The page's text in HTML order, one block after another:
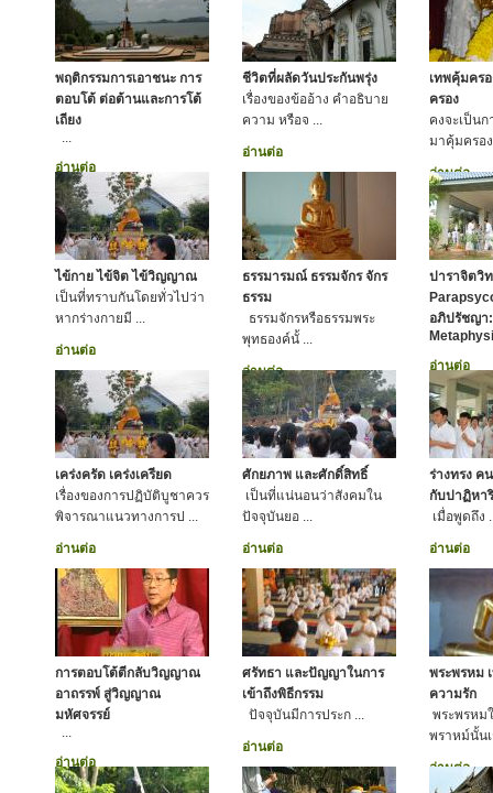
พฤติกรรมการเอาชนะ การ
ตอบโต้ ต่อต้านและการโต้
เถียง
...
อ่านต่อ
ชีวิตที่ผลัดวันประกันพรุ่ง
เรื่องของข้ออ้าง คำอธิบาย
ความ หรือจ ...
อ่านต่อ
เทพคุ้มคร
ครอง
คงจะเป็น
มาคุ้มครอง
อ่านต่อ
ไข้กาย ไข้จิต ไข้วิญญาณ
เป็นที่ทราบกันโดยทั่วไปว่า
หากร่างกายมี ...
อ่านต่อ
ธรรมารมณ์ ธรรมจักร จักร
ธรรม
ธรรมจักรหรือธรรมพระ
พุทธองค์นั้ ...
อ่านต่อ
ปาราจิตวิ
อภิปรัชญา
อ่านต่อ
เคร่งครัด เคร่งเครียด
เรื่องของการปฏิบัติบูชาควร
พิจารณาแนวทางการป ...
อ่านต่อ
ศักยภาพ และศักดิ์สิทธิ์
เป็นที่แน่นอนว่าสังคมใน
ปัจจุบันยอ ...
อ่านต่อ
ร่างทรง ค
กับปาฏิหา
เมื่อพูดถึง
อ่านต่อ
การตอบโต้ตีกลับวิญญาณ
อาถรรพ์ สู่วิญญาณ
มหัศจรรย์
...
อ่านต่อ
ศรัทธา และปัญญาในการ
เข้าถึงพิธีกรรม
ปัจจุบันมีการประก ...
อ่านต่อ
พระพรหม
ความรัก
พระพรหม
พราหม์นั้น
อ่านต่อ